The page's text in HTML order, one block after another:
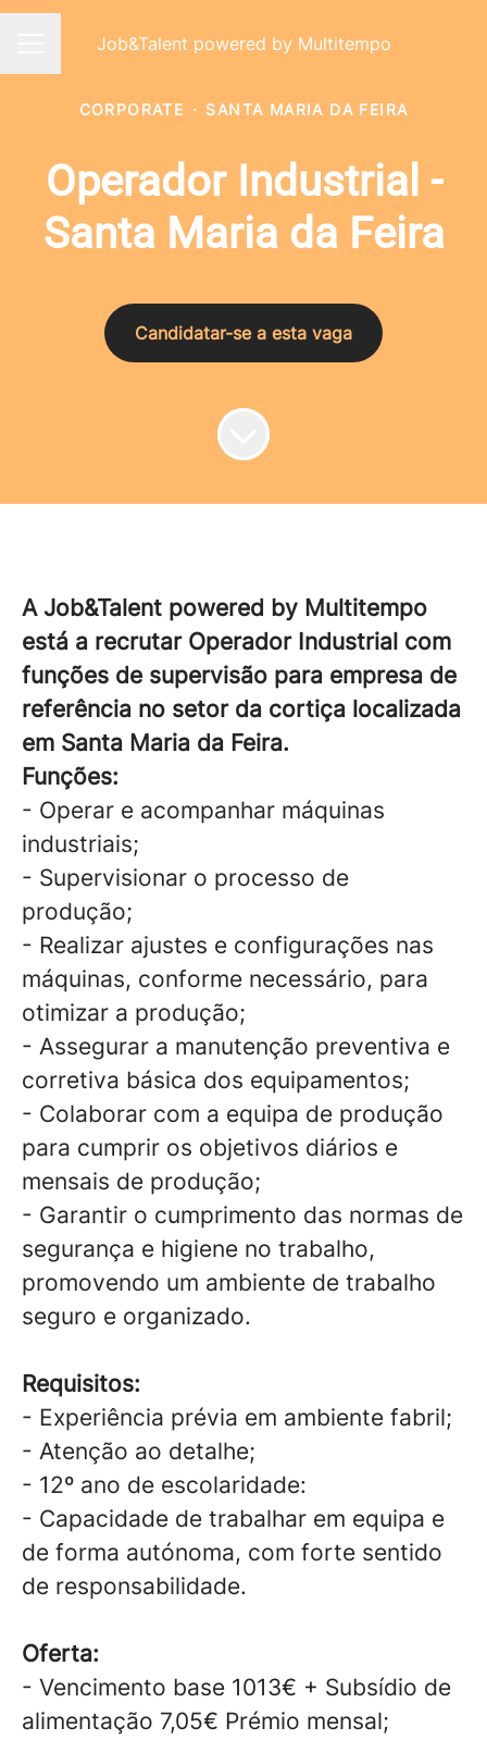
Menu de carreiras
Job&Talent powered by Multitempo
CORPORATE · SANTA MARIA DA FEIRA
Operador Industrial -
Santa Maria da Feira
Candidatar-se a esta vaga
A Job&Talent powered by Multitempo
está a recrutar Operador Industrial com
funções de supervisão para empresa de
referência no setor da cortiça localizada
em Santa Maria da Feira.
Funções:
- Operar e acompanhar máquinas
industriais;
- Supervisionar o processo de
produção;
- Realizar ajustes e configurações nas
máquinas, conforme necessário, para
otimizar a produção;
- Assegurar a manutenção preventiva e
corretiva básica dos equipamentos;
- Colaborar com a equipa de produção
para cumprir os objetivos diários e
mensais de produção;
- Garantir o cumprimento das normas de
segurança e higiene no trabalho,
promovendo um ambiente de trabalho
seguro e organizado.
Requisitos:
- Experiência prévia em ambiente fabril;
- Atenção ao detalhe;
- 12º ano de escolaridade:
- Capacidade de trabalhar em equipa e
de forma autónoma, com forte sentido
de responsabilidade.
Oferta:
- Vencimento base 1013€ + Subsídio de
alimentação 7,05€ Prémio mensal;